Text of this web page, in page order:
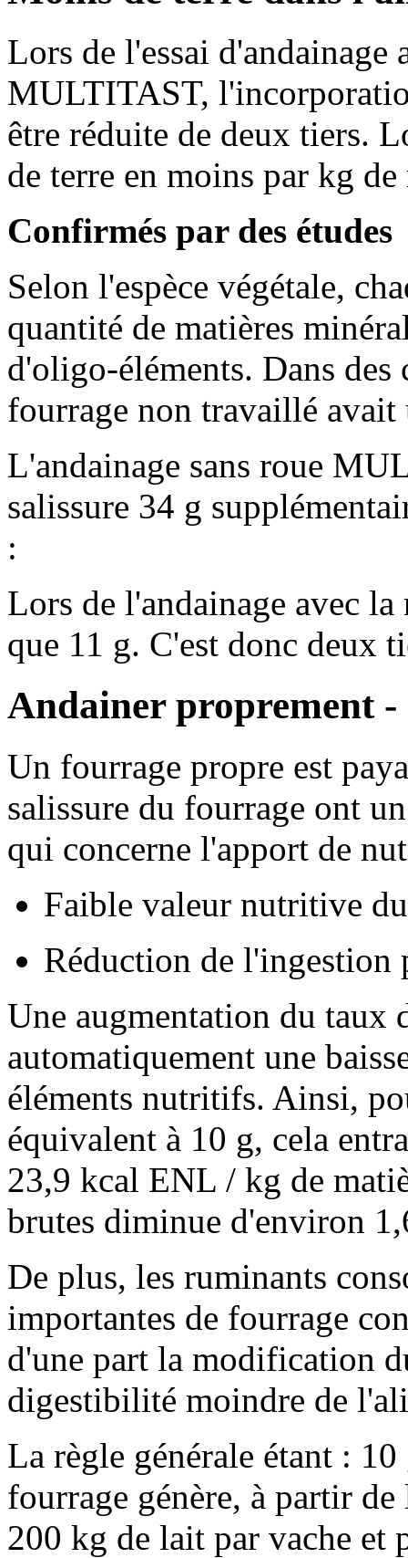
Lors de l'essai d'andainage
MULTITAST,
être réduite de deux tiers.
de terre en moins par kg de
Confirmés par des études
Selon l'espèce végétale,
quantité de matières
d'oligo-éléments. Dans
fourrage non travaillé
L'andainage sans roue
salissure 34 g
:
Lors de l'andainage avec
que 11 g. C'est donc deux
Andainer proprement -
Un fourrage propre est
salissure du fourrage ont
qui concerne l'apport de
Faible valeur nutritive
Réduction de l'ingestion
Une augmentation du taux
automatiquement une
éléments nutritifs. Ainsi,
équivalent à 10 g, cela
23,9 kcal ENL / kg de
brutes diminue d'environ
De plus, les ruminants
importantes de fourrage
d'une part la modification
digestibilité moindre de
La règle générale étant : 10
fourrage génère, à partir de
200 kg de lait par vache et